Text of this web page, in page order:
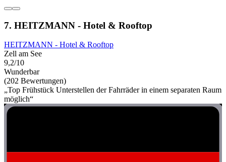
7. HEITZMANN - Hotel & Rooftop
HEITZMANN - Hotel & Rooftop
Zell am See
9,2/10
Wunderbar
(202 Bewertungen)
„Top Frühstück Unterstellen der Fahrräder in einem separaten Raum
möglich“